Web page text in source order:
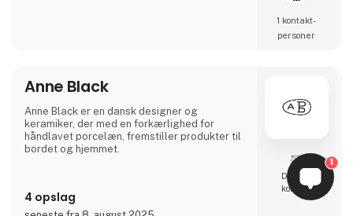
1 kontakt­
personer
Anne Black
Anne Black er en dansk designer og
keramiker, der med en forkærlighed for
håndlavet porcelæn, fremstiller produkter til
bordet og hjemmet.
4 opslag
Direkte
kontakt
1